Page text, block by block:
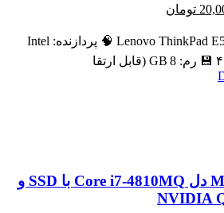
22,000,000 تومان
تومان
20,000,000 تومان
است.
معرفی لپتاپ 🖥️ مدل: Lenovo ThinkPad E540 🧠 پردازنده: Intel
لپ‌تاپ استوک M4800 دل Core i7-4810MQ با SSD و